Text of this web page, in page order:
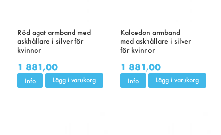
Röd agat armband med
askhållare i silver för
kvinnor
1 881,00
Info Lägg i varukorg
Kalcedon armband
med askhållare i silver
för kvinnor
1 881,00
Info Lägg i varukorg